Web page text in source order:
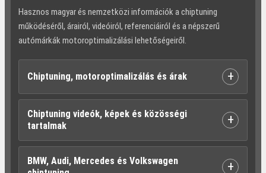
Hasznos magyar és nemzetközi információk a chiptuning
működéséről, árairól, videóiról, referenciáiról és a népszerű
autómárkák motoroptimalizálási lehetőségeiről.
Chiptuning, motoroptimalizálás és árak +
Chiptuning videók, képek és közösségi
tartalmak
+
BMW, Audi, Mercedes és Volkswagen
+